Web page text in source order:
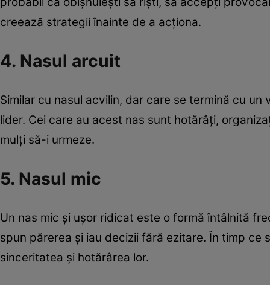
creează strategii înainte de a acţiona.
4. Nasul arcuit
Similar cu nasul acvilin, dar care se termină cu
lider. Cei care au acest nas sunt hotărâți,
mulţi să-i urmeze.
5. Nasul mic
Un nas mic și ușor ridicat este o formă întâlnită
spun părerea și iau decizii fără ezitare. În timp
sinceritatea şi hotărârea lor.